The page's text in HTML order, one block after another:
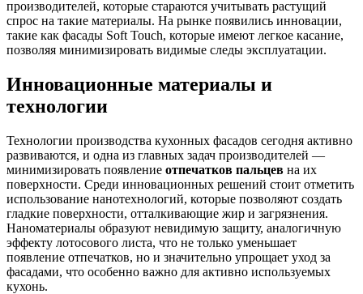
производителей, которые стараются учитывать растущий
спрос на такие материалы. На рынке появились инновации,
такие как фасады Soft Touch, которые имеют легкое касание,
позволяя минимизировать видимые следы эксплуатации.
Инновационные материалы и
технологии
Технологии производства кухонных фасадов сегодня активно
развиваются, и одна из главных задач производителей —
минимизировать появление отпечатков пальцев на их
поверхности. Среди инновационных решений стоит отметить
использование нанотехнологий, которые позволяют создать
гладкие поверхности, отталкивающие жир и загрязнения.
Наноматериалы образуют невидимую защиту, аналогичную
эффекту лотосового листа, что не только уменьшает
появление отпечатков, но и значительно упрощает уход за
фасадами, что особенно важно для активно используемых
кухонь.